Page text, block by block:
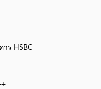
าร HSBC